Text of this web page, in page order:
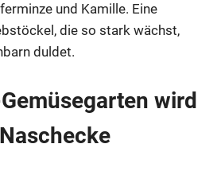
und Kamille. Eine
die so stark wächst,
duldet.
wird